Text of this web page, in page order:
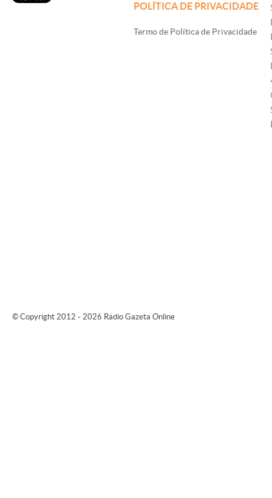
POLÍTICA DE PRIVACIDADE
Termo de Política de Privacidade
© Copyright 2012 - 2026 Rádio Gazeta Online